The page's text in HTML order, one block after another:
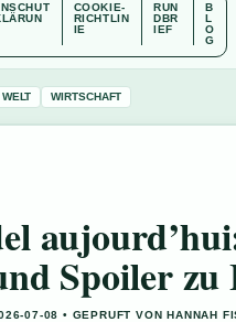
COOKIE-
RICHTLIN
IE
RUN
DBR
IEF
B
L
O
G
WELT WIRTSCHAFT
Spoiler
07-08 • GEPRUFT VON HANNAH